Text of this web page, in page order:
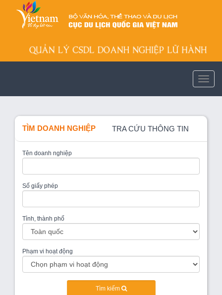
TÌM DOANH NGHIỆP TRA CỨU THÔNG TIN
Tên doanh nghiệp
Số giấy phép
Tỉnh, thành phố
Phạm vi hoạt động
Tìm kiếm